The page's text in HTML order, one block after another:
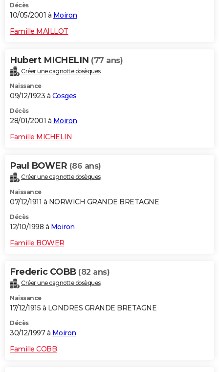
Décès
10/05/2001 à Moiron
Famille MAILLOT
Hubert MICHELIN (77 ans)
Créer une cagnotte obsèques
Naissance
09/12/1923 à Cosges
Décès
28/01/2001 à Moiron
Famille MICHELIN
Paul BOWER (86 ans)
Créer une cagnotte obsèques
Naissance
07/12/1911 à NORWICH GRANDE BRETAGNE
Décès
12/10/1998 à Moiron
Famille BOWER
Frederic COBB (82 ans)
Créer une cagnotte obsèques
Naissance
17/12/1915 à LONDRES GRANDE BRETAGNE
Décès
30/12/1997 à Moiron
Famille COBB